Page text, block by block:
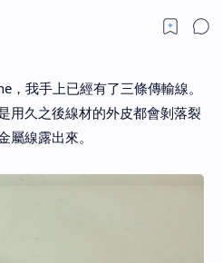
我手上已經有了三條傳輸線。
用久之後線材的外皮都會剝落裂
屬線露出來。